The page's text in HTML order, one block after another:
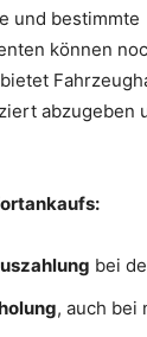
und bestimmte
können
bietet
abzugeben
bei
, auch bei